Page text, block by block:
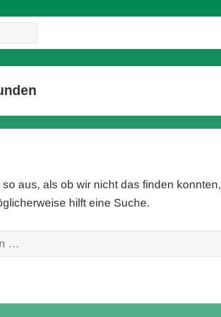
so aus, als ob wir nicht das finden
hilft eine Suche.